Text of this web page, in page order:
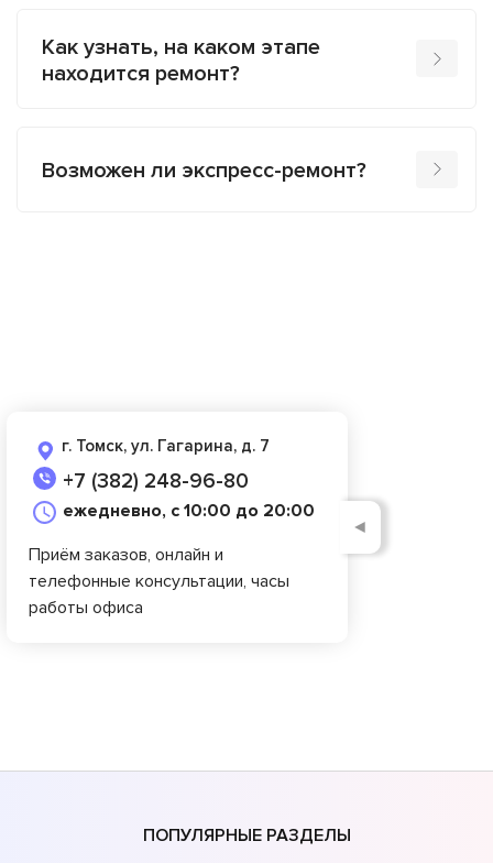
Как узнать, на каком этапе
находится ремонт?
Возможен ли экспресс-ремонт?
г. Томск, ул. Гагарина, д. 7
+7 (382) 248-96-80
ежедневно, с 10:00 до 20:00
Приём заказов, онлайн и
телефонные консультации, часы
работы офиса
◄
ПОПУЛЯРНЫЕ РАЗДЕЛЫ